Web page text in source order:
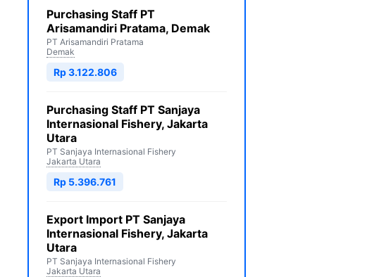
Purchasing Staff PT
Arisamandiri Pratama, Demak
PT Arisamandiri Pratama
Demak
Rp 3.122.806
Purchasing Staff PT Sanjaya
Internasional Fishery, Jakarta
Utara
PT Sanjaya Internasional Fishery
Jakarta Utara
Rp 5.396.761
Export Import PT Sanjaya
Internasional Fishery, Jakarta
Utara
PT Sanjaya Internasional Fishery
Jakarta Utara